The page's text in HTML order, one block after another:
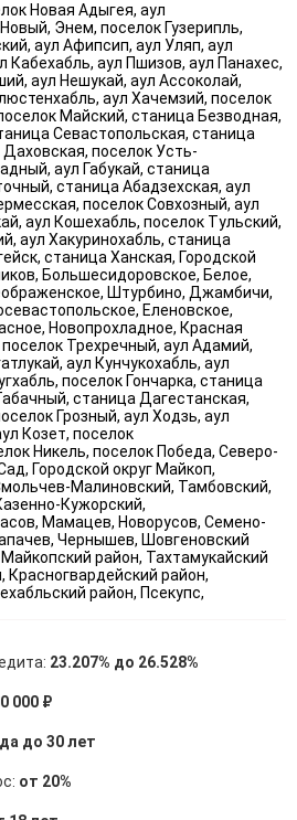
Новая Адыгея, аул
Энем, поселок Гузерипль,
аул Афипсип, аул Уляп, аул
Кабехабль, аул Пшизов, аул Панахес,
аул Нешукай, аул Ассоколай,
аул Хачемзий, поселок
Майский, станица Безводная,
Севастопольская, станица
поселок Усть-
аул Габукай, станица
станица Абадзехская, аул
поселок Совхозный, аул
аул Кошехабль, поселок Тульский,
аул Хакуринохабль, станица
станица Ханская, Городской
Большесидоровское, Белое,
Штурбино, Джамбичи,
Еленовское,
Новопрохладное, Красная
Трехречный, аул Адамий,
аул Кунчукохабль, аул
поселок Гончарка, станица
станица Дагестанская,
Грозный, аул Ходзь, аул
Козет, поселок
Никель, поселок Победа, Северо-
Городской округ Майкоп,
Малиновский, Тамбовский,
Кужорский,
Мамацев, Новорусов, Семено-
Чернышев, Шовгеновский
район, Тахтамукайский
Красногвардейский район,
район, Псекупс,
23.207% до 26.528%
000 ₽
до 30 лет
от 20%